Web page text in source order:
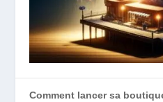
Comment lancer sa